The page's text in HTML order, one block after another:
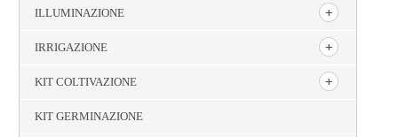
ILLUMINAZIONE
IRRIGAZIONE
KIT COLTIVAZIONE
KIT GERMINAZIONE